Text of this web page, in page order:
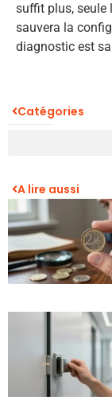
suffit plus, seule
sauvera la
diagnostic est
Catégories
A lire aussi